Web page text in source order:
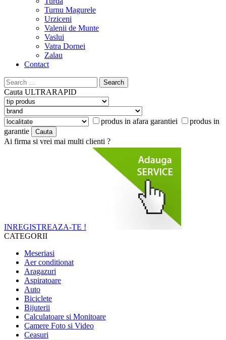
Turnu Magurele
Urziceni
Valenii de Munte
Vaslui
Vatra Dornei
Zalau
Contact
Search
for:
Cauta ULTRARAPID
produs in afara garantiei
produs in
garantie
Ai firma si vrei mai multi clienti ?
INREGISTREAZA-TE !
CATEGORII
Meseriasi
Aer conditionat
Aragazuri
Aspiratoare
Auto
Biciclete
Bijuterii
Calculatoare si Monitoare
Camere Foto si Video
Ceasuri